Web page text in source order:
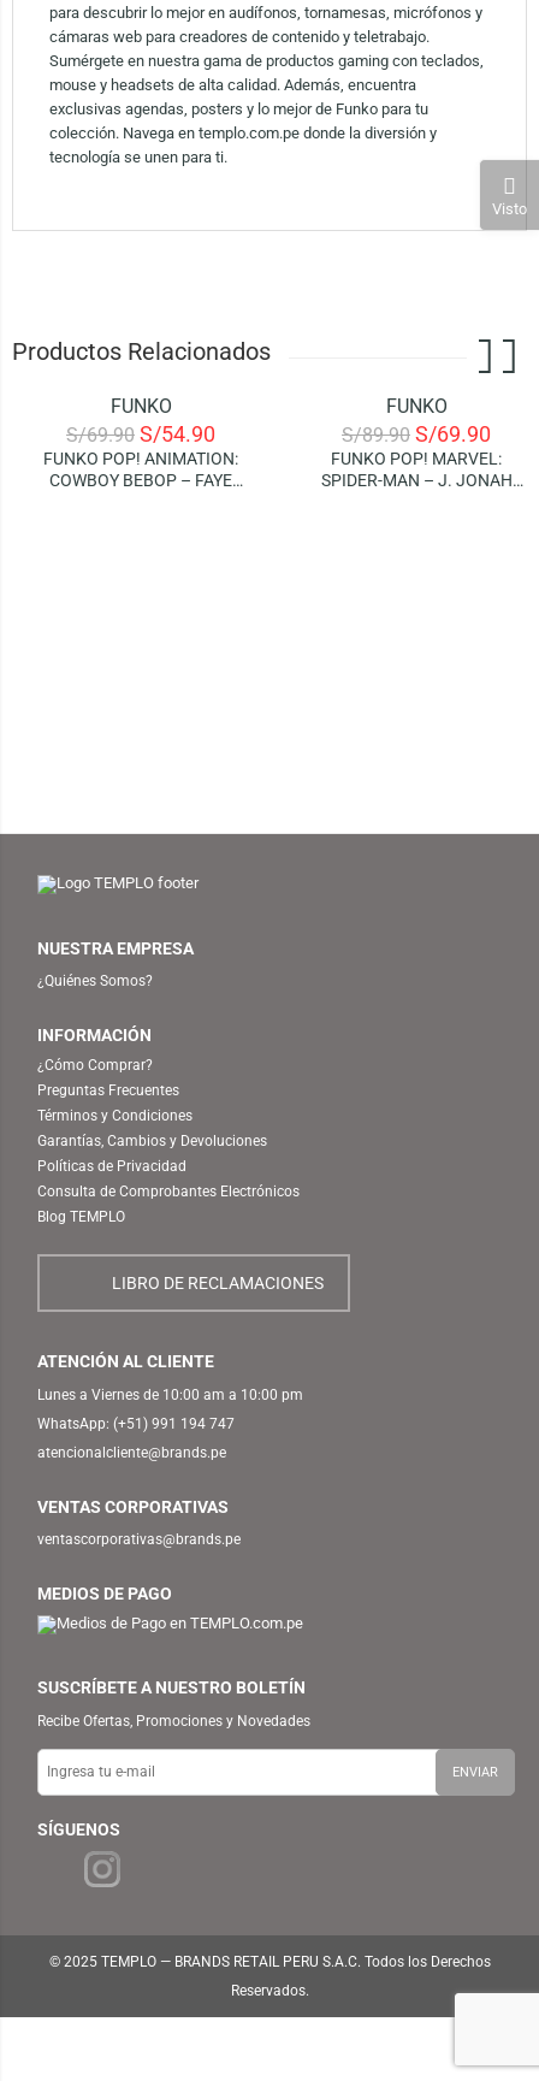
para descubrir lo mejor en audífonos, tornamesas, micrófonos y
cámaras web para creadores de contenido y teletrabajo.
Sumérgete en nuestra gama de productos gaming con teclados,
mouse y headsets de alta calidad. Además, encuentra
exclusivas agendas, posters y lo mejor de Funko para tu
colección. Navega en templo.com.pe donde la diversión y
tecnología se unen para ti.
Productos Relacionados
FUNKO
S/69.90 S/54.90
FUNKO POP! ANIMATION:
COWBOY BEBOP – FAYE
FUNKO
S/89.90 S/69.90
FUNKO POP! MARVEL:
SPIDER-MAN – J. JONAH
NUESTRA EMPRESA
¿Quiénes Somos?
INFORMACIÓN
¿Cómo Comprar?
Preguntas Frecuentes
Términos y Condiciones
Garantías, Cambios y Devoluciones
Políticas de Privacidad
Consulta de Comprobantes Electrónicos
Blog TEMPLO
LIBRO DE RECLAMACIONES
ATENCIÓN AL CLIENTE
Lunes a Viernes de 10:00 am a 10:00 pm
WhatsApp: (+51) 991 194 747
atencionalcliente@brands.pe
VENTAS CORPORATIVAS
ventascorporativas@brands.pe
MEDIOS DE PAGO
SUSCRÍBETE A NUESTRO BOLETÍN
Recibe Ofertas, Promociones y Novedades
SÍGUENOS
© 2025 TEMPLO — BRANDS RETAIL PERU S.A.C. Todos los Derechos
Reservados.
Visto